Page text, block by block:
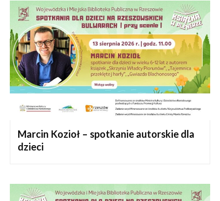
Marcin Kozioł – spotkanie autorskie dla
dzieci